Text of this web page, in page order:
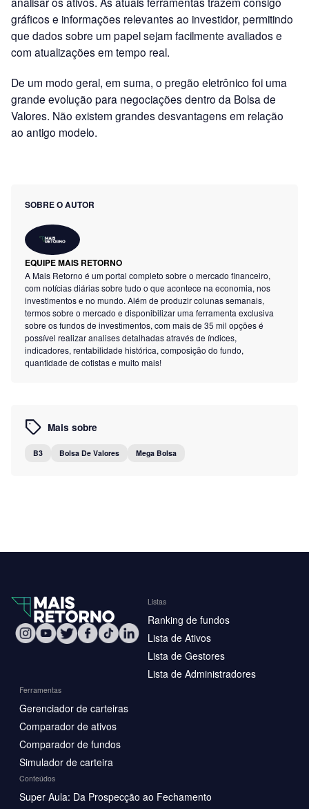
gráficos e informações relevantes ao investidor, permitindo
que dados sobre um papel sejam facilmente avaliados e
com atualizações em tempo real.
De um modo geral, em suma, o pregão eletrônico foi uma
grande evolução para negociações dentro da Bolsa de
Valores. Não existem grandes desvantagens em relação
ao antigo modelo.
SOBRE O AUTOR
EQUIPE MAIS RETORNO
A Mais Retorno é um portal completo sobre o mercado financeiro,
com notícias diárias sobre tudo o que acontece na economia, nos
investimentos e no mundo. Além de produzir colunas semanais,
termos sobre o mercado e disponibilizar uma ferramenta exclusiva
sobre os fundos de investimentos, com mais de 35 mil opções é
possível realizar analises detalhadas através de índices,
indicadores, rentabilidade histórica, composição do fundo,
quantidade de cotistas e muito mais!
Mais sobre
B3 Bolsa De Valores Mega Bolsa
Listas
Ranking de fundos
Lista de Ativos
Lista de Gestores
Lista de Administradores
Ferramentas
Gerenciador de carteiras
Comparador de ativos
Comparador de fundos
Simulador de carteira
Conteúdos
Super Aula: Da Prospecção ao Fechamento